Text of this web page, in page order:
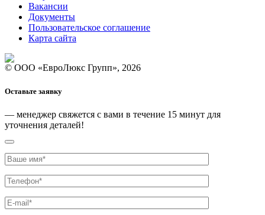
Вакансии
Документы
Пользовательское соглашение
Карта сайта
© ООО «ЕвроЛюкс Групп», 2026
Оставьте заявку
— менеджер свяжется с вами в течение 15 минут для
уточнения деталей!